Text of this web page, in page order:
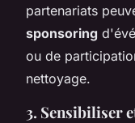
partenariats
sponsoring
ou de
nettoyage.
3. Sensibiliser